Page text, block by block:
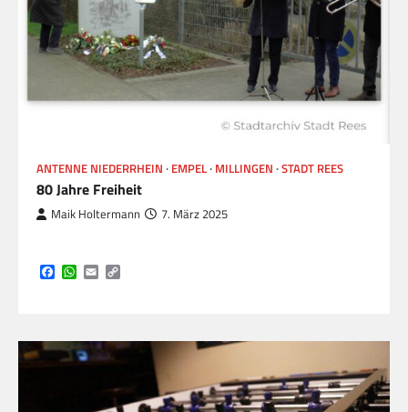
ANTENNE NIEDERRHEIN EMPEL MILLINGEN STADT REES
80 Jahre Freiheit
Maik Holtermann 7. März 2025
Facebook
WhatsApp
Email